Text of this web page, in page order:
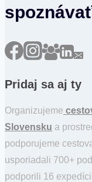
Pridaj sa aj ty
Organizujeme
Slovensku a
podporujeme
usporiadali 700+
podporili 16